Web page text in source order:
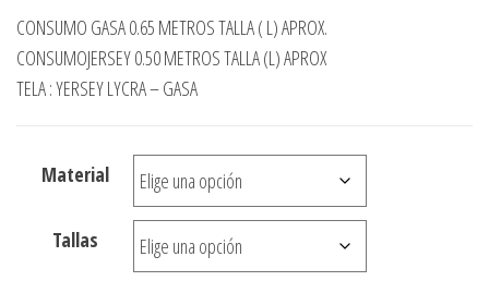
de
precios:
desde
hasta
$7.900
CONSUMO GASA 0.65 METROS TALLA ( L) APROX.
CONSUMOJERSEY 0.50 METROS TALLA (L) APROX
TELA : YERSEY LYCRA – GASA
Material
Tallas